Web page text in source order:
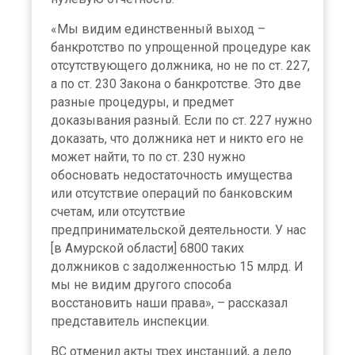
«Мы видим единственный выход –
банкротство по упрощенной процедуре как
отсутствующего должника, но не по ст. 227,
а по ст. 230 Закона о банкротстве. Это две
разные процедуры, и предмет
доказывания разный. Если по ст. 227 нужно
доказать, что должника нет и никто его не
может найти, то по ст. 230 нужно
обосновать недостаточность имущества
или отсутствие операций по банковским
счетам, или отсутствие
предпринимательской деятельности. У нас
[в Амурской области] 6800 таких
должников с задолженностью 15 млрд. И
мы не видим другого способа
восстановить наши права», – рассказал
представитель инспекции.
ВС отменил акты трех инстанций, а дело